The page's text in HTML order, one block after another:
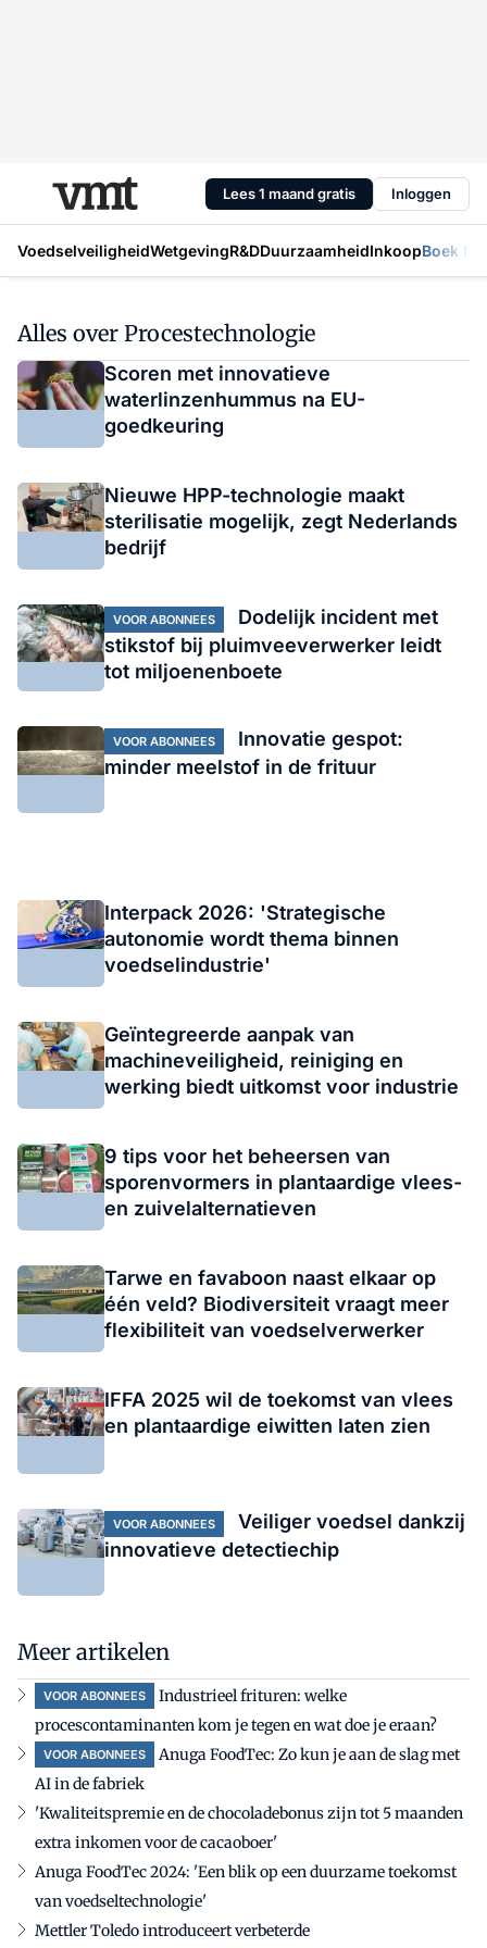
Lees 1 maand gratis Inloggen
VoedselveiligheidWetgevingR&DDuurzaamheidInkoopBoek
Alles over Procestechnologie
Scoren met innovatieve
waterlinzenhummus na EU-
goedkeuring
Nieuwe HPP-technologie maakt
sterilisatie mogelijk, zegt Nederlands
bedrijf
VOOR ABONNEES
Dodelijk incident met
stikstof bij pluimveeverwerker leidt
tot miljoenenboete
VOOR ABONNEES
Innovatie gespot:
minder meelstof in de frituur
Interpack 2026: 'Strategische
autonomie wordt thema binnen
voedselindustrie'
Geïntegreerde aanpak van
machineveiligheid, reiniging en
werking biedt uitkomst voor industrie
9 tips voor het beheersen van
sporenvormers in plantaardige vlees-
en zuivelalternatieven
Tarwe en favaboon naast elkaar op
één veld? Biodiversiteit vraagt meer
flexibiliteit van voedselverwerker
IFFA 2025 wil de toekomst van vlees
en plantaardige eiwitten laten zien
VOOR ABONNEES
Veiliger voedsel dankzij
innovatieve detectiechip
Meer artikelen
VOOR ABONNEES
Industrieel frituren: welke
procescontaminanten kom je tegen en wat doe je eraan?
VOOR ABONNEES
Anuga FoodTec: Zo kun je aan de slag met
AI in de fabriek
'Kwaliteitspremie en de chocoladebonus zijn tot 5 maanden
extra inkomen voor de cacaoboer'
Anuga FoodTec 2024: 'Een blik op een duurzame toekomst
van voedseltechnologie'
Mettler Toledo introduceert verbeterde